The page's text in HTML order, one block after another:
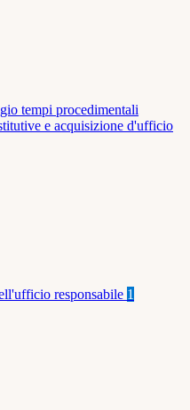
tempi procedimentali
e acquisizione d'ufficio
responsabile 1